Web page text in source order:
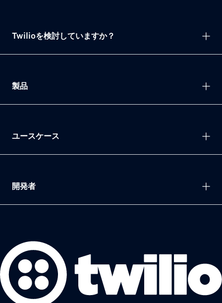
Twilioを検討していますか？
製品
ユースケース
開発者